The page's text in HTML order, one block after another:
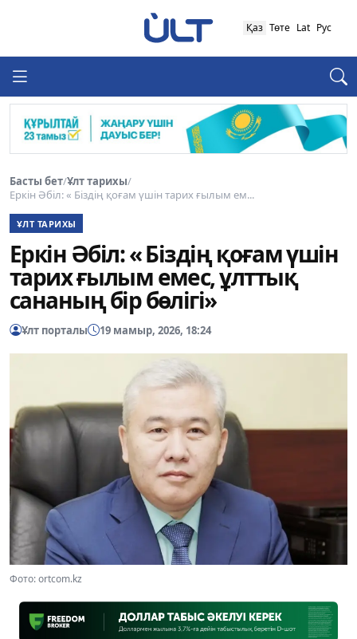
Қаз Төте Lat Рус
Басты бет/Ұлт тарихы/
Еркін Әбіл: « Біздің қоғам үшін тарих ғылым ем...
ҰЛТ ТАРИХЫ
Еркін Әбіл: « Біздің қоғам үшін
тарих ғылым емес, ұлттық
сананың бір бөлігі»
Ұлт порталы 19 мамыр, 2026, 18:24
Фото: ortcom.kz